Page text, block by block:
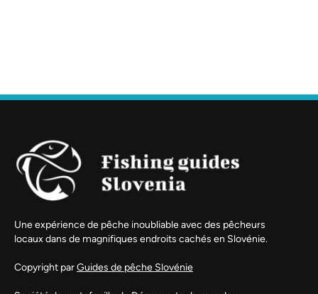
Une expérience de pêche inoubliable avec des pêcheurs
locaux dans de magnifiques endroits cachés en Slovénie.
Copyright parGuides de pêche Slovénie